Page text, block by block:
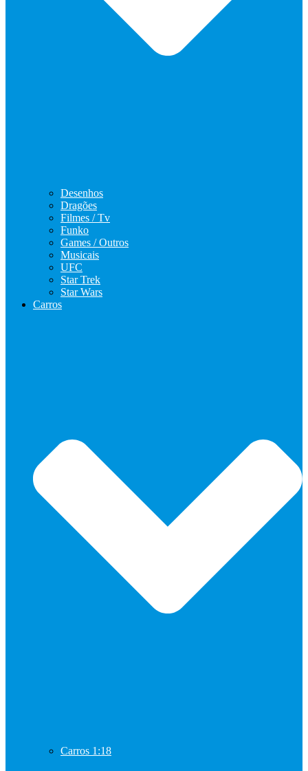
Desenhos
Dragões
Filmes / Tv
Funko
Games / Outros
Musicais
UFC
Star Trek
Star Wars
Carros
Carros 1:18